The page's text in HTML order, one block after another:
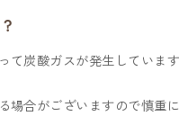
て炭酸ガスが発生していま
場合がございますので慎重